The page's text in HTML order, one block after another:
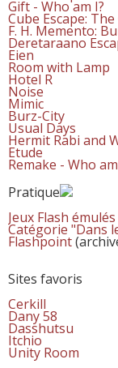
Gift - Who am I?
Cube Escape: The
F. H. Memento:
Deretaraano
Eien
Room with Lamp
Hotel R
Noise
Mimic
Burz-City
Usual Days
Hermit Rabi and
Etude
Remake - Who
Pratique
Jeux Flash émulés
Catégorie "Dans
Flashpoint
Sites favoris
Cerkill
Dany 58
Dasshutsu
Itchio
Unity Room